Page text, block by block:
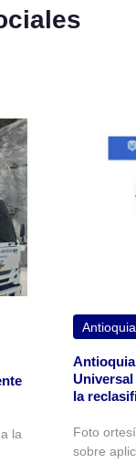
la
Antioquia
la
Foto
sobre